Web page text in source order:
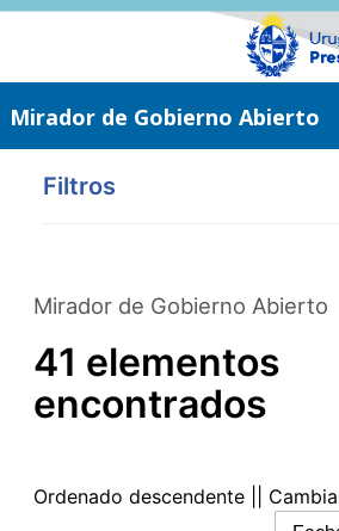
Saltar
Mirador de Gobierno Abierto
Filtros
Mirador de Gobierno Abierto
41 elementos
encontrados
Ordenado descendente ||